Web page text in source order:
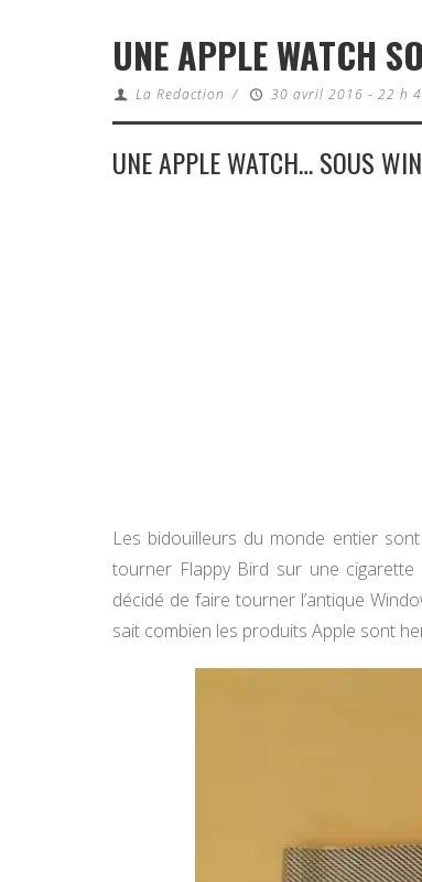
UNE APPLE WATCH
La Redaction / 30 avril 2016 - 22 h
UNE APPLE WATCH… SOUS
Les bidouilleurs du monde entier
tourner Flappy Bird sur une
décidé de faire tourner l’antique
sait combien les produits Apple sont